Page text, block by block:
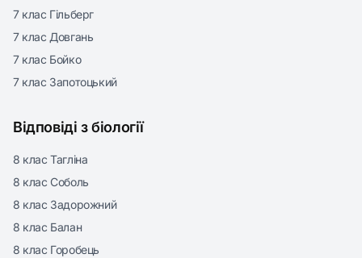
7 клас Гільберг
7 клас Довгань
7 клас Бойко
7 клас Запотоцький
Відповіді з біології
8 клас Тагліна
8 клас Соболь
8 клас Задорожний
8 клас Балан
8 клас Горобець